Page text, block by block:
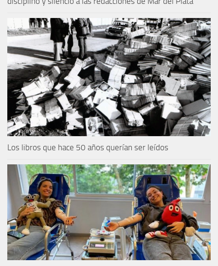
Los libros que hace 50 años querían ser leídos